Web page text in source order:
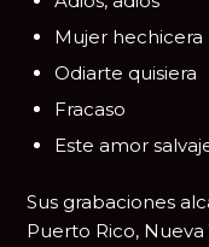
Mujer hechicera
Odiarte quisiera
Fracaso
Este amor
Sus grabaciones
Puerto Rico,